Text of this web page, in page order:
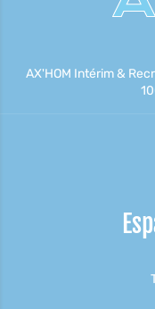
AX'HOM Intérim &